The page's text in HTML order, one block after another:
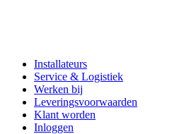
Installateurs
Service & Logistiek
Werken bij
Leveringsvoorwaarden
Klant worden
Inloggen